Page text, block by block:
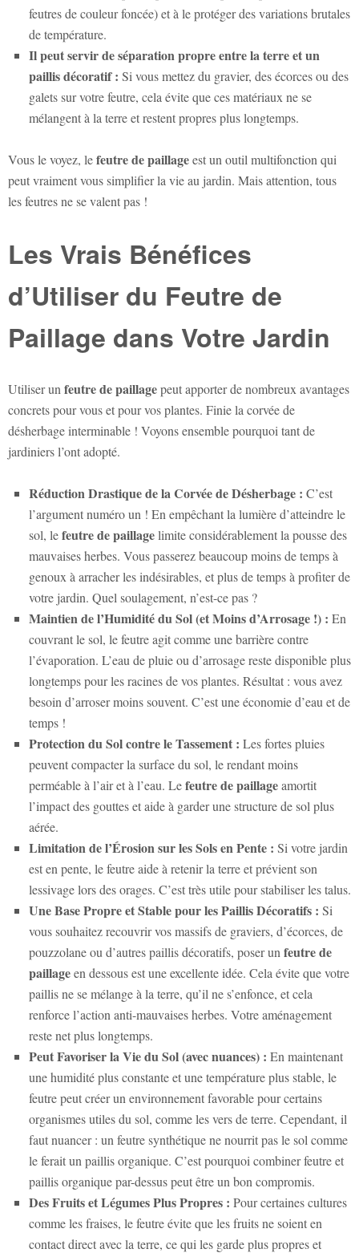
feutres de couleur foncée) et à le protéger des variations brutales
de température.
Il peut servir de séparation propre entre la terre et un
paillis décoratif : Si vous mettez du gravier, des écorces ou des
galets sur votre feutre, cela évite que ces matériaux ne se
mélangent à la terre et restent propres plus longtemps.
Vous le voyez, lefeutre de paillageest un outil multifonction qui
peut vraiment vous simplifier la vie au jardin. Mais attention, tous
les feutres ne se valent pas !
Les Vrais Bénéfices
d’Utiliser du Feutre de
Paillage dans Votre Jardin
Utiliser un feutre de paillagepeut apporter de nombreux avantages
concrets pour vous et pour vos plantes. Finie la corvée de
désherbage interminable ! Voyons ensemble pourquoi tant de
jardiniers l’ont adopté.
Réduction Drastique de la Corvée de Désherbage : C’est
l’argument numéro un ! En empêchant la lumière d’atteindre le
sol, lefeutre de paillagelimite considérablement la pousse des
mauvaises herbes. Vous passerez beaucoup moins de temps à
genoux à arracher les indésirables, et plus de temps à profiter de
votre jardin. Quel soulagement, n’est-ce pas ?
Maintien de l’Humidité du Sol (et Moins d’Arrosage !) : En
couvrant le sol, le feutre agit comme une barrière contre
l’évaporation. L’eau de pluie ou d’arrosage reste disponible plus
longtemps pour les racines de vos plantes. Résultat : vous avez
besoin d’arroser moins souvent. C’est une économie d’eau et de
temps !
Protection du Sol contre le Tassement : Les fortes pluies
peuvent compacter la surface du sol, le rendant moins
perméable à l’air et à l’eau. Lefeutre de paillageamortit
l’impact des gouttes et aide à garder une structure de sol plus
aérée.
Limitation de l’Érosion sur les Sols en Pente : Si votre jardin
est en pente, le feutre aide à retenir la terre et prévient son
lessivage lors des orages. C’est très utile pour stabiliser les talus.
Une Base Propre et Stable pour les Paillis Décoratifs : Si
vous souhaitez recouvrir vos massifs de graviers, d’écorces, de
pouzzolane ou d’autres paillis décoratifs, poser un feutre de
paillageen dessous est une excellente idée. Cela évite que votre
paillis ne se mélange à la terre, qu’il ne s’enfonce, et cela
renforce l’action anti-mauvaises herbes. Votre aménagement
reste net plus longtemps.
Peut Favoriser la Vie du Sol (avec nuances) : En maintenant
une humidité plus constante et une température plus stable, le
feutre peut créer un environnement favorable pour certains
organismes utiles du sol, comme les vers de terre. Cependant, il
faut nuancer : un feutre synthétique ne nourrit pas le sol comme
le ferait un paillis organique. C’est pourquoi combiner feutre et
paillis organique par-dessus peut être un bon compromis.
Des Fruits et Légumes Plus Propres : Pour certaines cultures
comme les fraises, le feutre évite que les fruits ne soient en
contact direct avec la terre, ce qui les garde plus propres et